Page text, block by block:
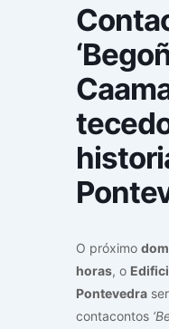
O próximo
horas, o
Pontevedra
contacontos